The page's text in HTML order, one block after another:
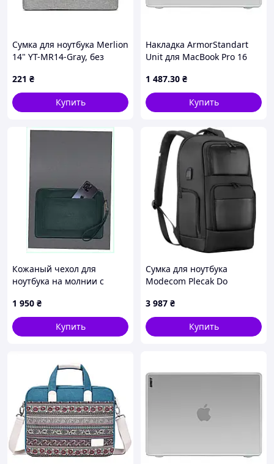
Сумка для ноутбука Merlion
14" YT-MR14-Gray, без
221 ₴
Купить
Накладка ArmorStandart
Unit для MacBook Pro 16
Max White (ARM92905) PTR
1 487.30 ₴
Купить
Кожаный чехол для
ноутбука на молнии с
руку Зеленый BlankNote
T83219B44C
1 950 ₴
Купить
Сумка для ноутбука
Modecom Plecak Do
15 Black Plemccreative15
3 987 ₴
Купить